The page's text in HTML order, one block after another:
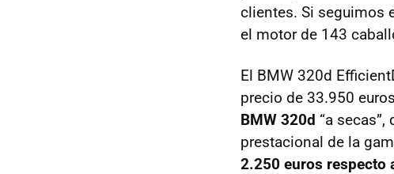
clientes. Si seguimos
el motor de 143
El BMW 320d
precio de 33.950
BMW 320d “a
prestacional de la
2.250 euros respecto